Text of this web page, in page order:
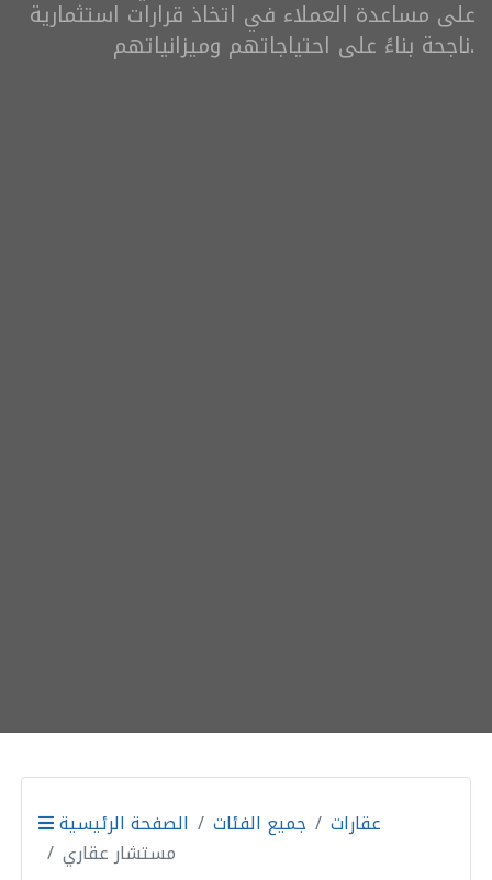
على مساعدة العملاء في اتخاذ قرارات استثمارية
ناجحة بناءً على احتياجاتهم وميزانياتهم.
الصفحة الرئيسية جميع الفئات
عقارات
مستشار عقاري